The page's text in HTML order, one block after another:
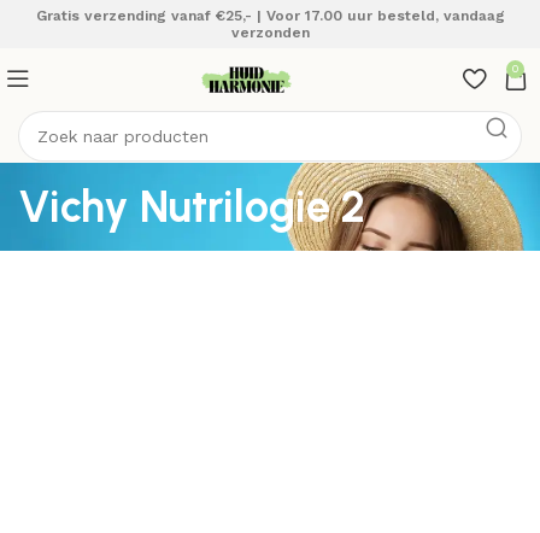
Gratis verzending vanaf €25,- | Voor 17.00 uur besteld, vandaag
verzonden
0
Vichy Nutrilogie 2